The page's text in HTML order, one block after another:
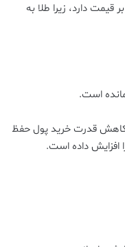
دارد، زیرا طلا به
است.
کاهش قدرت خرید پول حفظ
افزایش داده است.